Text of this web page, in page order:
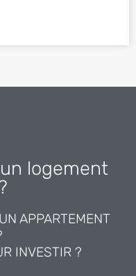
logement
APPARTEMENT
INVESTIR ?
LES HAUTS-